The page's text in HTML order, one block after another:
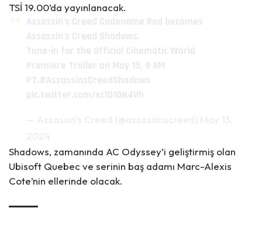
TSİ 19.00’da yayınlanacak.
Shadows, zamanında AC Odyssey’i geliştirmiş olan
Ubisoft Quebec ve serinin baş adamı Marc-Alexis
Cote’nin ellerinde olacak.